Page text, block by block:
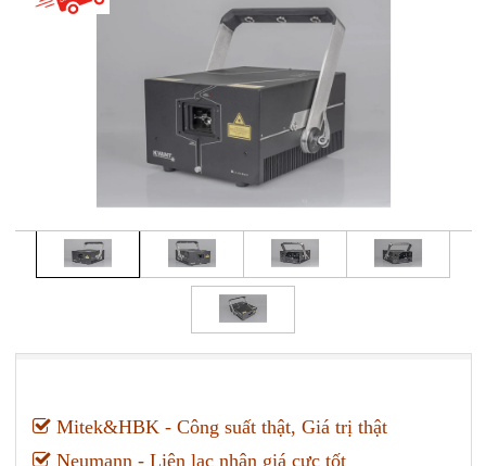
Mitek&HBK - Công suất thật, Giá trị thật
Neumann - Liên lạc nhận giá cực tốt